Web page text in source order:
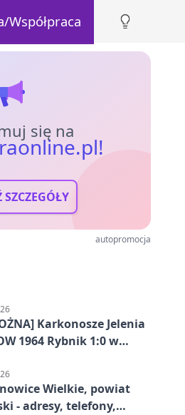
Współpraca
się na
SZCZEGÓŁY
autopromocja
Karkonosze Jelenia
1964 Rybnik 1:0 w
Wielkie, powiat
- adresy, telefony,